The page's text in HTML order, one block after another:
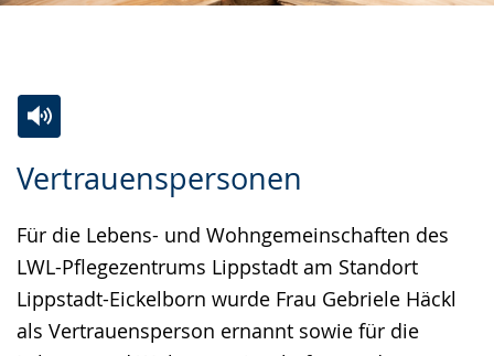
Vertrauenspersonen
Für die Lebens- und Wohngemeinschaften des
LWL-Pflegezentrums Lippstadt am Standort
Lippstadt-Eickelborn wurde Frau Gebriele Häckl
als Vertrauensperson ernannt sowie für die
Leichten
wechseln.
Audio-
Video
Deutscher
Gebärdensprache
wird
angezeigt.